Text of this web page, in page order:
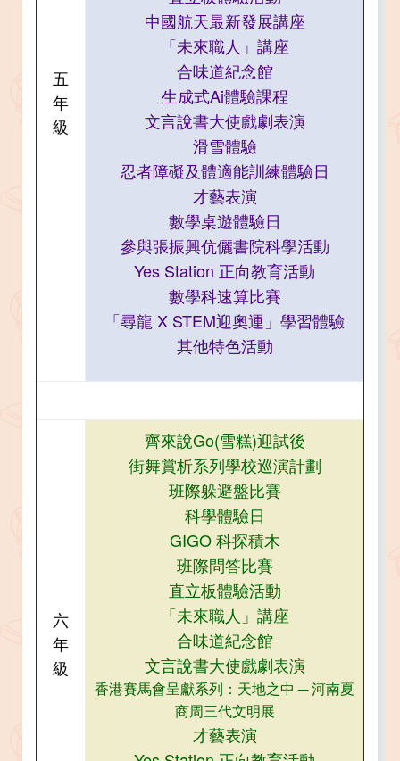
五
年
級
中國航天最新發展講座​​​​​​​
「未來職人」講座​​​​​​​
合味道紀念館​​​​​​​
生成式Ai體驗課程
文言說書大使戲劇表演​​​​​​​
滑雪體驗​​​​​​​
忍者障礙及體適能訓練體驗日​​​​​​​
才藝表演​​​​​​​
數學桌遊體驗日​​​​​​​
參與張振興伉儷書院科學活動​​​​​​​
Yes Station 正向教育活動​​​​​​​
數學科速算比賽​​​​​​​​​​​​​​​​​​​​​
「尋龍 X STEM迎奧運」學習體驗
其他特色活動
六
年
級
齊來說Go(雪糕)迎試後
街舞賞析系列學校巡演計劃​​​​​​​
班際躲避盤比賽
科學體驗日​​​​​​​
GIGO 科探積木
班際問答比賽​​​​​​​
直立板體驗活動​​​​​​​
「未來職人」講座​​​​​​​
合味道紀念館​​​​​​​
文言說書大使戲劇表演​​​​​​​
香港賽馬會呈獻系列：天地之中 ─ 河南夏
商周三代文明展
才藝表演​​​​​​​